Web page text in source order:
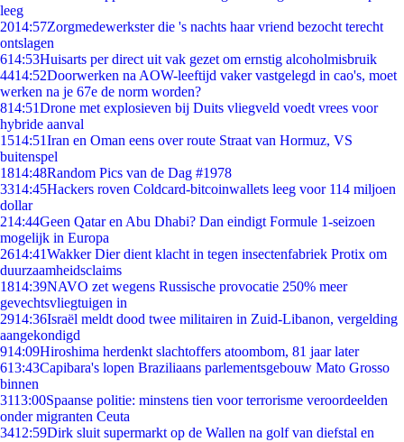
leeg
2014:57Zorgmedewerkster die 's nachts haar vriend bezocht terecht
ontslagen
614:53Huisarts per direct uit vak gezet om ernstig alcoholmisbruik
4414:52Doorwerken na AOW-leeftijd vaker vastgelegd in cao's, moet
werken na je 67e de norm worden?
814:51Drone met explosieven bij Duits vliegveld voedt vrees voor
hybride aanval
1514:51Iran en Oman eens over route Straat van Hormuz, VS
buitenspel
1814:48Random Pics van de Dag #1978
3314:45Hackers roven Coldcard-bitcoinwallets leeg voor 114 miljoen
dollar
214:44Geen Qatar en Abu Dhabi? Dan eindigt Formule 1-seizoen
mogelijk in Europa
2614:41Wakker Dier dient klacht in tegen insectenfabriek Protix om
duurzaamheidsclaims
1814:39NAVO zet wegens Russische provocatie 250% meer
gevechtsvliegtuigen in
2914:36Israël meldt dood twee militairen in Zuid-Libanon, vergelding
aangekondigd
914:09Hiroshima herdenkt slachtoffers atoombom, 81 jaar later
613:43Capibara's lopen Braziliaans parlementsgebouw Mato Grosso
binnen
3113:00Spaanse politie: minstens tien voor terrorisme veroordeelden
onder migranten Ceuta
3412:59Dirk sluit supermarkt op de Wallen na golf van diefstal en